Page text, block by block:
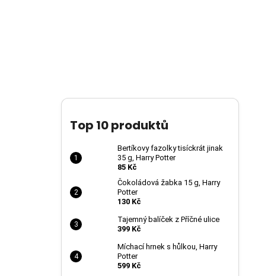
Top 10 produktů
Bertíkovy fazolky tisíckrát jinak
35 g, Harry Potter
85 Kč
Čokoládová žabka 15 g, Harry
Potter
130 Kč
Tajemný balíček z Příčné ulice
399 Kč
Míchací hrnek s hůlkou, Harry
Potter
599 Kč